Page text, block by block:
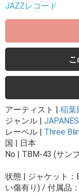
JAZZレコード
アーティスト | 稲葉
ジャンル |
レーベル | Three
国 | 日本
No | TBM-43 (サン
状態 | ジャケット
い傷有り) / 付属品